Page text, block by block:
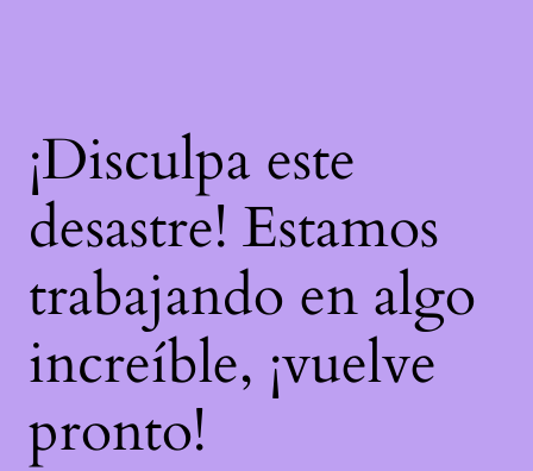
¡Disculpa este
desastre! Estamos
trabajando en algo
increíble, ¡vuelve
pronto!